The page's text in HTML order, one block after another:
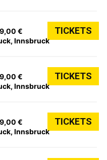
Innsbruck
€ TICKETS
Innsbruck
€ TICKETS
Innsbruck
€ TICKETS